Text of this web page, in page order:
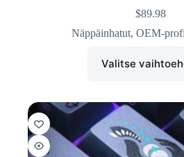
$89.98
Näppäinhatut, OEM-
Valitse